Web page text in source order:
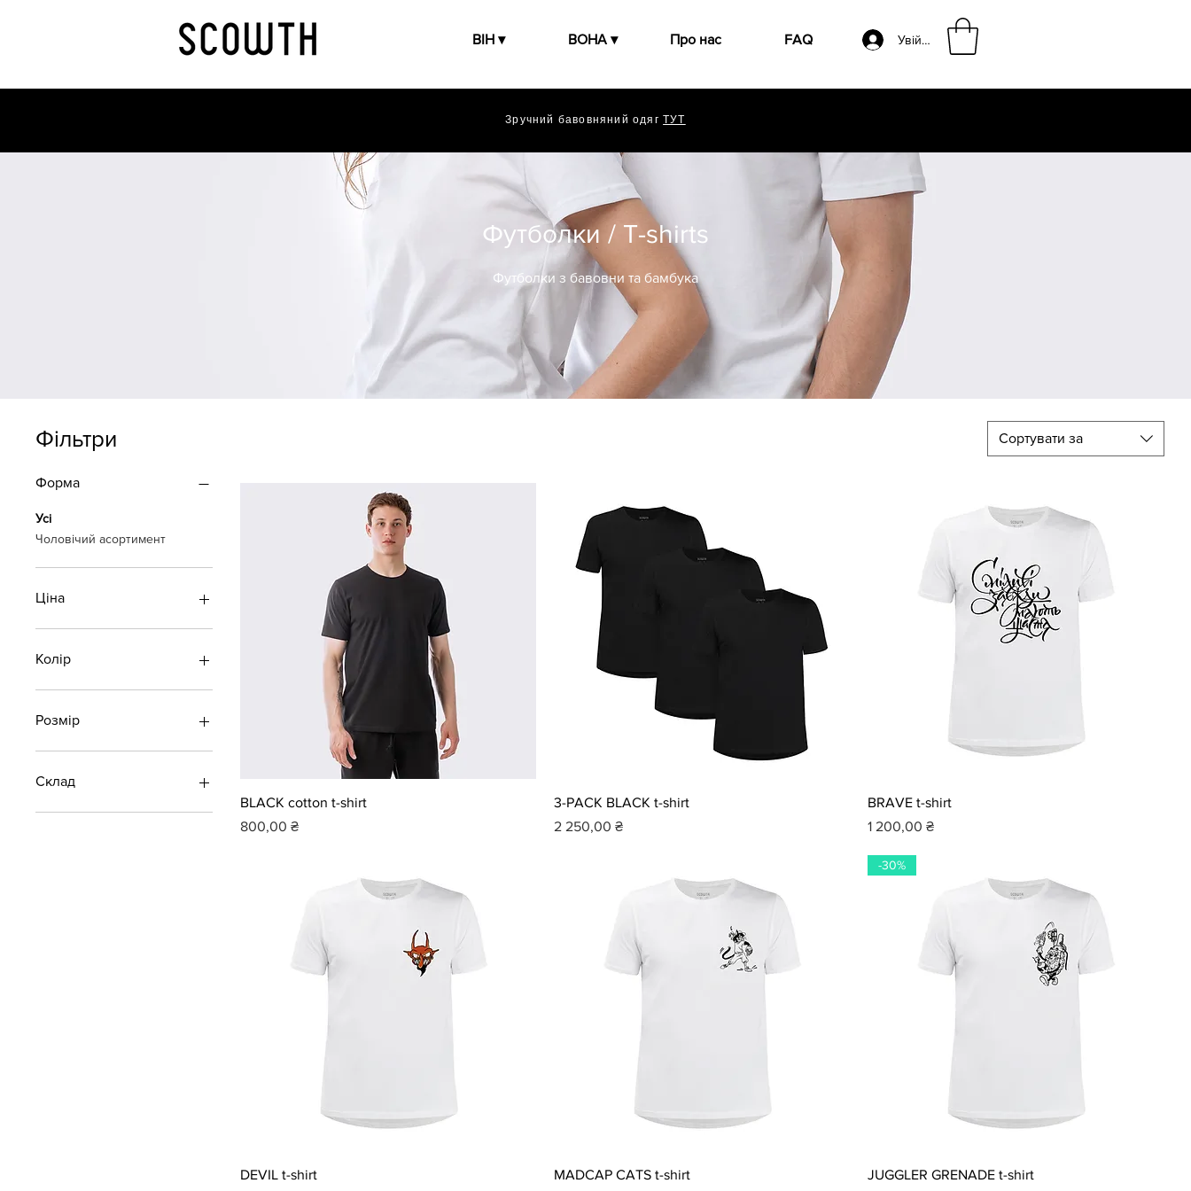
ВІН ▾ ВОНА ▾ Про нас FAQ Увійти
Футболки / T-shirts
Футболки з бавовни та бамбука
Фільтри
Форма
Усі
Чоловічий асортимент
Ціна
Колір
Розмір
L
M
XL
Склад
100% бавовна
Сортувати за
BLACK cotton t-shirt
Ціна
800,00 ₴
3-PACK BLACK t-shirt
Ціна
2 250,00 ₴
BRAVE t-shirt
Ціна
1 200,00 ₴
DEVIL t-shirt
MADCAP CATS t-shirt
-30%
JUGGLER GRENADE t-shirt
Зручний бавовняний одягТУТ